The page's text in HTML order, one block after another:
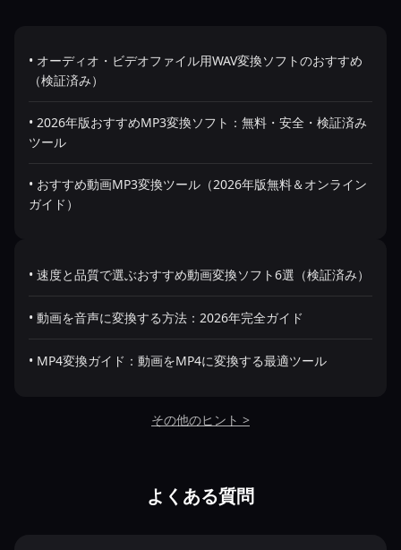
• オーディオ・ビデオファイル用WAV変換ソフトのおすすめ
（検証済み）
• 2026年版おすすめMP3変換ソフト：無料・安全・検証済み
ツール
• おすすめ動画MP3変換ツール（2026年版無料＆オンライン
ガイド）
• 速度と品質で選ぶおすすめ動画変換ソフト6選（検証済み）
• 動画を音声に変換する方法：2026年完全ガイド
• MP4変換ガイド：動画をMP4に変換する最適ツール
その他のヒント >
よくある質問